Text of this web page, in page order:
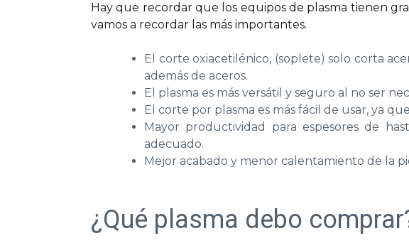
Hay que recordar que los equipos de plasma tienen
vamos a recordar las más importantes.
El corte oxiacetilénico, (soplete) solo corta
además de aceros.
El plasma es más versátil y seguro al no ser
El corte por plasma es más fácil de usar, ya
Mayor productividad para espesores de
adecuado.
Mejor acabado y menor calentamiento de la
¿Qué plasma debo